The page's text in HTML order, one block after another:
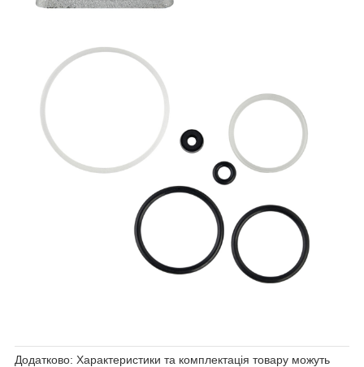
Додатково: Характеристики та комплектація товару можуть